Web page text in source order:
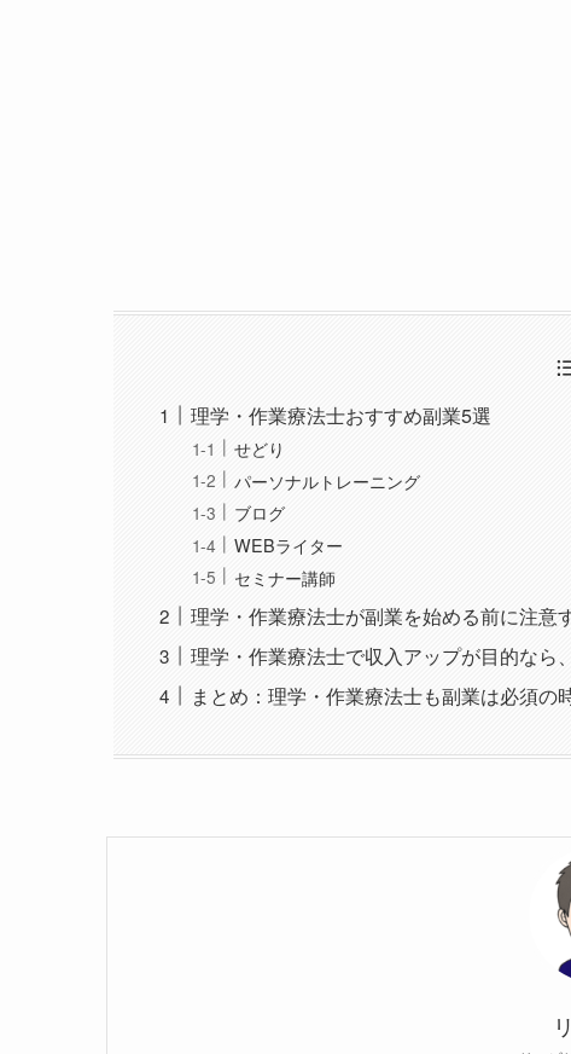
理学・作業療法士おすすめ副業5選
せどり
パーソナルトレーニング
ブログ
WEBライター
セミナー講師
理学・作業療法士が副業を始める前に注意
理学・作業療法士で収入アップが目的なら
まとめ：理学・作業療法士も副業は必須の